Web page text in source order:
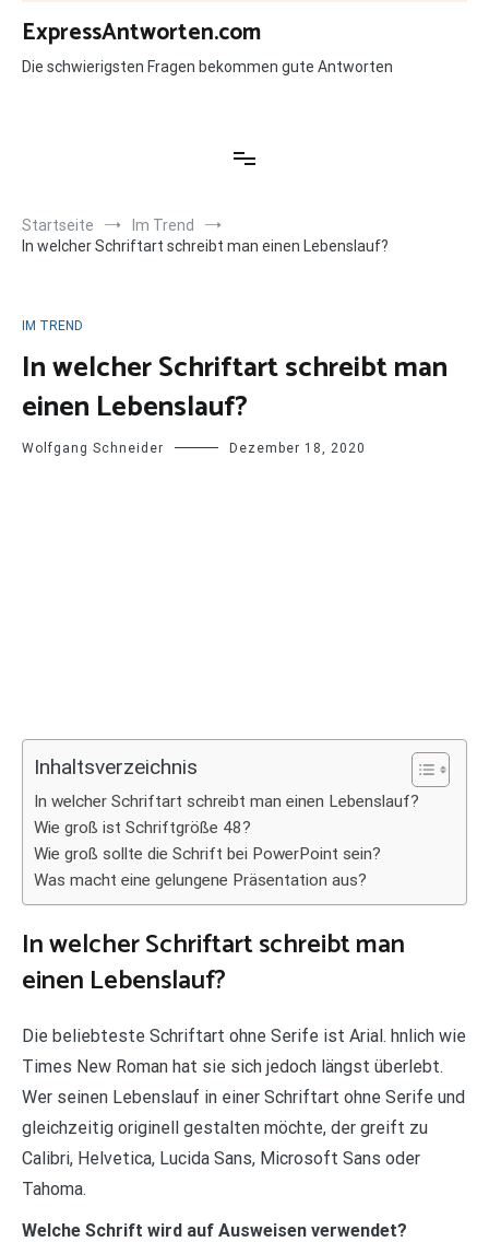
Zum
Inhalt
springen
ExpressAntworten.com
Die schwierigsten Fragen bekommen gute Antworten
Startseite
Im Trend
In welcher Schriftart schreibt man einen Lebenslauf?
IM TREND
In welcher Schriftart schreibt man
einen Lebenslauf?
Wolfgang Schneider Dezember 18, 2020
Inhaltsverzeichnis
In welcher Schriftart schreibt man einen Lebenslauf?
Wie groß ist Schriftgröße 48?
Wie groß sollte die Schrift bei PowerPoint sein?
Was macht eine gelungene Präsentation aus?
In welcher Schriftart schreibt man
einen Lebenslauf?
Die beliebteste Schriftart ohne Serife ist Arial. hnlich wie
Times New Roman hat sie sich jedoch längst überlebt.
Wer seinen Lebenslauf in einer Schriftart ohne Serife und
gleichzeitig originell gestalten möchte, der greift zu
Calibri, Helvetica, Lucida Sans, Microsoft Sans oder
Tahoma.
Welche Schrift wird auf Ausweisen verwendet?